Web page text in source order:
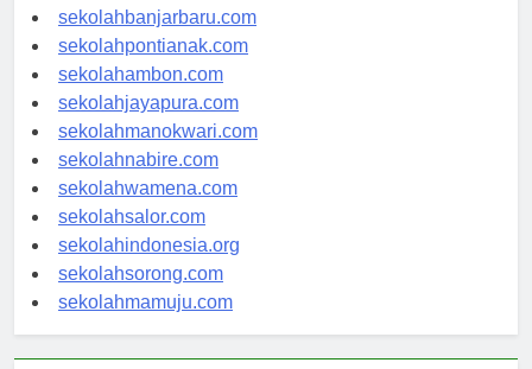
sekolahpalangkaraya.com
sekolahbanjarbaru.com
sekolahpontianak.com
sekolahambon.com
sekolahjayapura.com
sekolahmanokwari.com
sekolahnabire.com
sekolahwamena.com
sekolahsalor.com
sekolahindonesia.org
sekolahsorong.com